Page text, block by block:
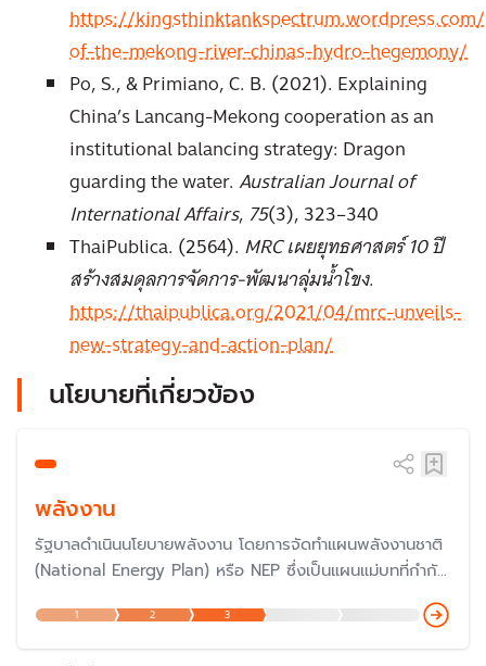
https://
of-the-mekong-river-chinas-hydro-hegemony/
Po, S., & Primiano, C. B. (2021). Explaining
China’s Lancang-Mekong cooperation as an
institutional balancing strategy: Dragon
guarding the water.Australian Journal of
International Affairs, 75(3), 323–340
ThaiPublica. (2564). MRC เผยยุทธศาสตร์ 10 ปี
สร้างสมดุลการจัดการ-พัฒนาลุ่มน้ำโขง.
https://thaipublica.org/2021/04/mrc-unveils-
new-strategy-and-action-plan/
นโยบายที่เกี่ยวข้อง
พลังงาน
รัฐบาลดำเนินนโยบายพลังงาน โดยการจัดทำแผนพลังงานชาติ
(National Energy Plan) หรือ NEP ซึ่งเป็นแผนแม่บทที่กำกับ
ทิศทางการพัฒนานโยบายพลังงานของประเทศ โดยมีผู้รับผิด
ชอบคือ สำนักงานนโยบายและแผนพลังงาน (สนพ.) กระทรวง
พลังงาน ประกอบไปด้วยแผนพลังงานอีก 5 แผน คือ แผน
1 2 3